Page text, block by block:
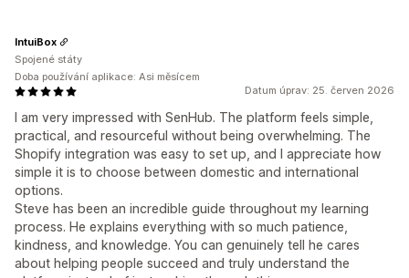
Datum úprav: 25. červen 2026
I am very impressed with SenHub. The platform feels simple,
practical, and resourceful without being overwhelming. The
Shopify integration was easy to set up, and I appreciate how
simple it is to choose between domestic and international
options.
Steve has been an incredible guide throughout my learning
process. He explains everything with so much patience,
kindness, and knowledge. You can genuinely tell he cares
about helping people succeed and truly understand the
IntuiBox
Spojené státy
Doba používání aplikace: Asi měsícem